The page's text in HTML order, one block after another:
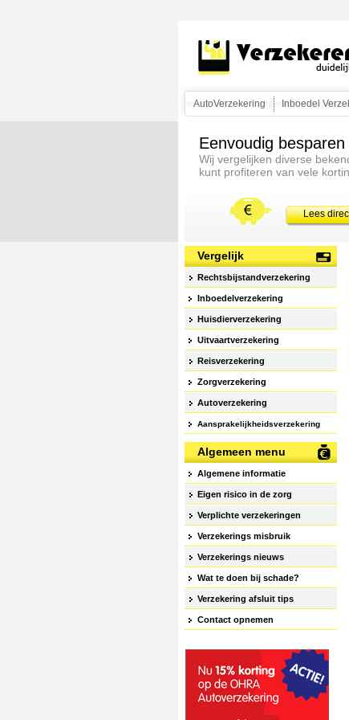
AutoVerzekering Inboedel
Eenvoudig
Wij vergelijken diverse
kunt profiteren van vele
Lees
Vergelijk
Rechtsbijstandverzekering
Inboedelverzekering
Huisdierverzekering
Uitvaartverzekering
Reisverzekering
Zorgverzekering
Autoverzekering
Aansprakelijkheidsverzekering
Algemeen menu
Algemene informatie
Eigen risico in de zorg
Verplichte verzekeringen
Verzekerings misbruik
Verzekerings nieuws
Wat te doen bij schade?
Verzekering afsluit tips
Contact opnemen